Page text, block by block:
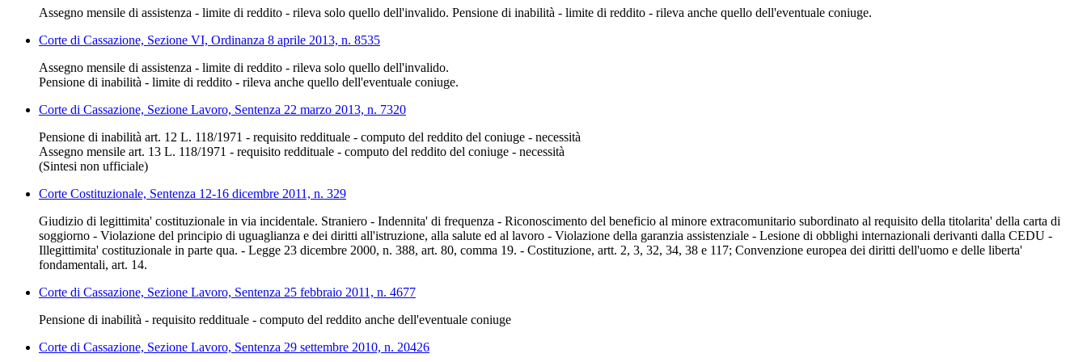
Assegno mensile di assistenza - limite di reddito - rileva solo quello dell'invalido. Pensione di inabilità - limite di reddito - rileva anche quello dell'eventuale coniuge.
Corte di Cassazione, Sezione VI, Ordinanza 8 aprile 2013, n. 8535
Assegno mensile di assistenza - limite di reddito - rileva solo quello dell'invalido.
Pensione di inabilità - limite di reddito - rileva anche quello dell'eventuale coniuge.
Corte di Cassazione, Sezione Lavoro, Sentenza 22 marzo 2013, n. 7320
Pensione di inabilità art. 12 L. 118/1971 - requisito reddituale - computo del reddito del coniuge - necessità
Assegno mensile art. 13 L. 118/1971 - requisito reddituale - computo del reddito del coniuge - necessità
(Sintesi non ufficiale)
Corte Costituzionale, Sentenza 12-16 dicembre 2011, n. 329
Giudizio di legittimita' costituzionale in via incidentale. Straniero - Indennita' di frequenza - Riconoscimento del beneficio al minore extracomunitario subordinato al requisito della titolarita' della carta di
soggiorno - Violazione del principio di uguaglianza e dei diritti all'istruzione, alla salute ed al lavoro - Violazione della garanzia assistenziale - Lesione di obblighi internazionali derivanti dalla CEDU -
Illegittimita' costituzionale in parte qua. - Legge 23 dicembre 2000, n. 388, art. 80, comma 19. - Costituzione, artt. 2, 3, 32, 34, 38 e 117; Convenzione europea dei diritti dell'uomo e delle liberta'
fondamentali, art. 14.
Corte di Cassazione, Sezione Lavoro, Sentenza 25 febbraio 2011, n. 4677
Pensione di inabilità - requisito reddituale - computo del reddito anche dell'eventuale coniuge
Corte di Cassazione, Sezione Lavoro, Sentenza 29 settembre 2010, n. 20426